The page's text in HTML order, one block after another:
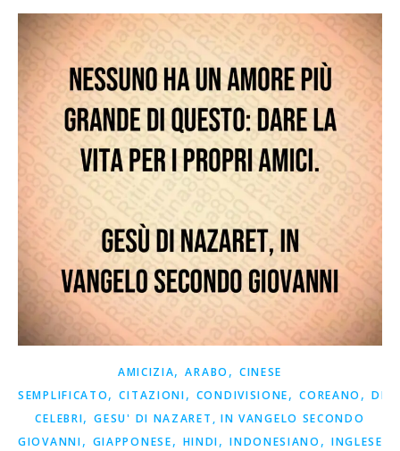
AMICIZIA,ARABO , CINESE
SEMPLIFICATO,CITAZIONI, CONDIVISIONE,COREANO ,
CELEBRI,GESU' DI NAZARET, IN VANGELO SECONDO
GIOVANNI, GIAPPONESE, HINDI,INDONESIANO , INGLESE